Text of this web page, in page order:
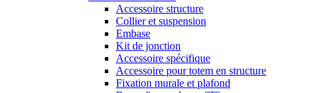
Accessoire structure
Collier et suspension
Embase
Kit de jonction
Accessoire spécifique
Accessoire pour totem en structure
Fixation murale et plafond